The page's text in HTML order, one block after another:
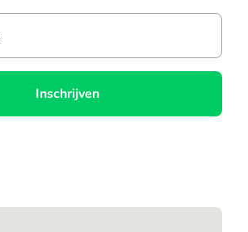
Inschrijven